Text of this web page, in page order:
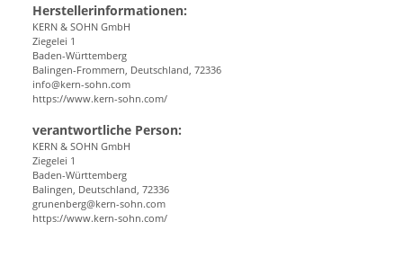
Herstellerinformationen:
KERN & SOHN GmbH
Ziegelei 1
Baden-Württemberg
Balingen-Frommern, Deutschland, 72336
info@kern-sohn.com
https://www.kern-sohn.com/
verantwortliche Person:
KERN & SOHN GmbH
Ziegelei 1
Baden-Württemberg
Balingen, Deutschland, 72336
grunenberg@kern-sohn.com
https://www.kern-sohn.com/